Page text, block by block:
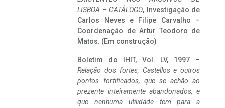
LISBOA – CATÁLOGO, Investigação de
Carlos Neves e Filipe Carvalho –
Coordenação de Artur Teodoro de
Matos. (Em construção)
Boletim do IHIT, Vol. LV, 1997 –
Relação dos fortes, Castellos e outros
pontos fortificados, que se achão ao
prezente inteiramente abandonados, e
que nenhuma utilidade tem para a